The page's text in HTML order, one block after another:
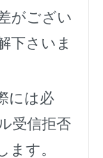
がござい
下さいま
には必
受信拒否
ます。